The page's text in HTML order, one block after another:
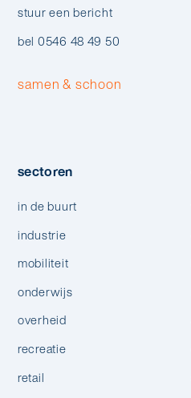
stuur een bericht
bel 0546 48 49 50
samen & schoon
sectoren
in de buurt
industrie
mobiliteit
onderwijs
overheid
recreatie
retail